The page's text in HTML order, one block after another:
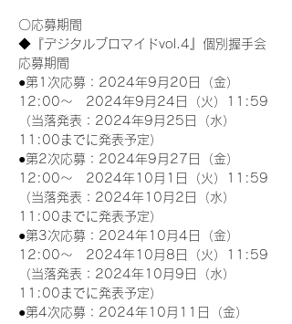
〇応募期間
◆『デジタルブロマイドvol.4』個別握手会
応募期間
●第1次応募：2024年9月20日（金）
12:00～　2024年9月24日（火）11:59
（当落発表：2024年9月25日（水）
11:00までに発表予定）
●第2次応募：2024年9月27日（金）
12:00～　2024年10月1日（火）11:59
（当落発表：2024年10月2日（水）
11:00までに発表予定）
●第3次応募：2024年10月4日（金）
12:00～　2024年10月8日（火）11:59
（当落発表：2024年10月9日（水）
11:00までに発表予定）
●第4次応募：2024年10月11日（金）